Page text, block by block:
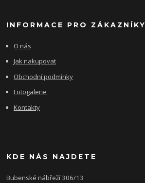
INFORMACE PRO ZÁKAZNÍKY
O nás
Jak nakupovat
Obchodní podmínky
Fotogalerie
Kontakty
KDE NÁS NAJDETE
Bubenské nábřeží 306/13